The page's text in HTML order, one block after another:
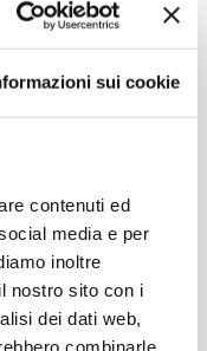
sui cookie
contenuti ed
media e per
inoltre
nostro sito con i
dei dati web,
combinarle